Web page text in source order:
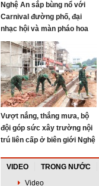
Nghệ An sắp bùng nổ với
Carnival đường phố, đại
nhạc hội và màn pháo hoa
mãn nhãn
Vượt nắng, thắng mưa, bộ
đội góp sức xây trường nội
trú liên cấp ở biên giới Nghệ
VIDEO TRONG NƯỚC
Video